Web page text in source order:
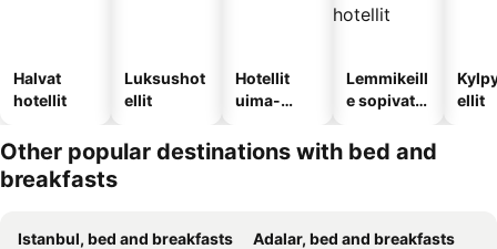
Halvat
hotellit
Luksushot
ellit
Hotellit
uima-
Lemmikeill
e sopivat
ellit
Other popular destinations with bed and
breakfasts
Istanbul, bed and breakfasts
Adalar, bed and breakfasts